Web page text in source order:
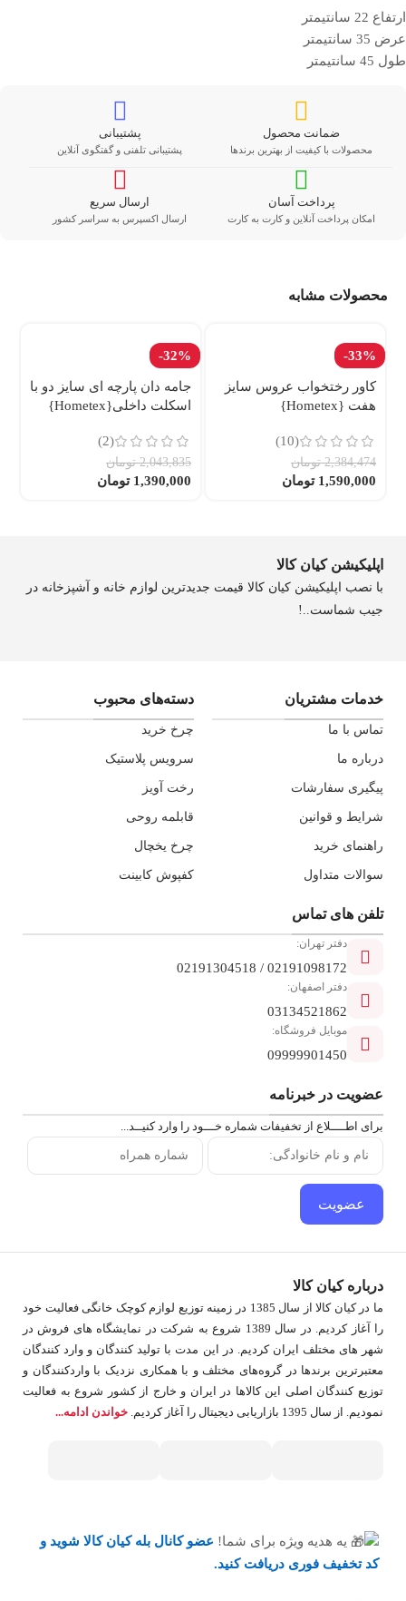
ارتفاع 22 سانتیمتر
عرض 35 سانتیمتر
طول 45 سانتیمتر
ضمانت محصول
محصولات با کیفیت از بهترین برندها
پشتیبانی
پشتیبانی تلفنی و گفتگوی آنلاین
پرداخت آسان
امکان پرداخت آنلاین و کارت به کارت
ارسال سریع
ارسال اکسپرس به سراسر کشور
محصولات مشابه
-33%
کاور رختخواب عروس سایز
هفت {Hometex}
(10)
2,384,474 تومان
1,590,000 تومان
-32%
جامه دان پارچه ای سایز دو با
اسکلت داخلی{Hometex}
(2)
2,043,835 تومان
1,390,000 تومان
اپلیکیشن کیان کالا
با نصب اپلیکیشن کیان کالا قیمت جدیدترین لوازم خانه و آشپزخانه در
جیب شماست..!
خدمات مشتریان
تماس با ما
درباره ما
پیگیری سفارشات
شرایط و قوانین
راهنمای خرید
سوالات متداول
دسته‌های محبوب
چرخ خرید
سرویس پلاستیک
رخت آویز
قابلمه روحی
چرخ یخچال
کفپوش کابینت
تلفن ‌های تماس
دفتر تهران:
02191098172 / 02191304518
دفتر اصفهان:
03134521862
موبایل فروشگاه:
09999901450
عضویت در خبرنامه
برای اطــــلاع از تخفیفات شماره خـــود را وارد کنیــد...
عضویت
درباره کیان کالا
ما در کیان کالا از سال 1385 در زمینه توزیع لوازم کوچک خانگی فعالیت خود
را آغاز کردیم. در سال 1389 شروع به شرکت در نمایشگاه های فروش در
شهر های مختلف ایران کردیم. در اين مدت با توليد كنندگان و وارد كنندگان
معتبرترین برندها در گروه‌‏های مختلف و با همکاری نزدیک با وارد‏کنندگان و
توزیع‏ کنندگان اصلی این کالاها در ایران و خارج از کشور شروع به فعاليت
نمودیم. از سال 1395 بازاریابی دیجیتال را آغاز کردیم.
خواندن ادامه...
یه هدیه ویژه برای شما! عضو کانال بله کیان کالا شوید و
کد تخفیف فوری دریافت کنید.